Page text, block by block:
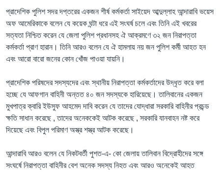
প্রাদেশিক পুলিশ সদর দপ্তরের একজন শীর্ষ কর্মকর্তা সাইয়েদ আব্দুল্লাহ আন্দারাবি ভয়েস
অফ আমেরিকাকে বলেন যে কয়েক ঘন্টা ধরে এই সংঘর্ষ চলে এবং তিনি এই খবরের
সত্যতা নিশ্চিত করেন যে জেলা পুলিশ প্রধানসহ ঐ আক্রমণে ৩২ জন নিরাপত্তা
কর্মকর্তা প্রাণ হারান। তিনি আরও বলেন যে ঐ হামলায় নয় জন পুলিশ কর্মী আহত হন
এবং আরো বারো জনের কোন খোঁজ পাওয়া যায়নি।
প্রাদেশিক পরিষদের সদস্যদের এবং স্থানীয় নিরাপত্তা কর্মকর্তাদের উদ্ধৃত করে বলা
হচ্ছে যে আফগান বাহিনী অন্তত ৪০ জন সদস্যকে হারিয়েছে। তালিবানের একজন
মুখপাত্র ক্বারি ইউসুফ আহমেদ দাবি করেন যে তাদের যোদ্ধারা সরকারি বাহিনীর প্রচন্ড
ক্ষতি সাধান করেছে , তাদের অনেককেই আটক করেছে , সরকারি যানবাহন নষ্ট করে
দিয়েছে এবং বিপুল পরিমাণ অস্ত্র শস্ত্র আটক করেছে।
আন্দারাবি আরও বলেন যে নিকটবর্তী পুশত-এ- কো জেলায় তালিবান বিদ্রোহীদের সঙ্গে
সংঘর্ষে নিরাপত্তা বাহিনীর বেশ অনেক সদস্য নিহত এবং আরও অনেকেই আহত